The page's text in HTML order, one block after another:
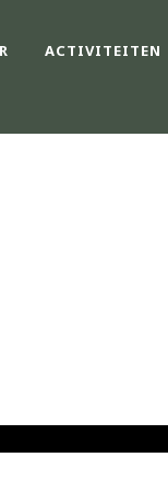
ACTIVITEITEN